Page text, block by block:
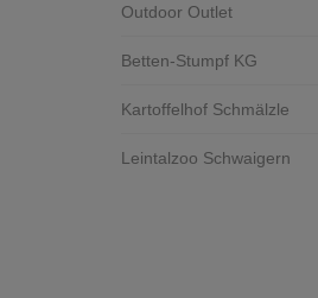
Outdoor Outlet
Betten-Stumpf KG
Kartoffelhof Schmälzle
Leintalzoo Schwaigern